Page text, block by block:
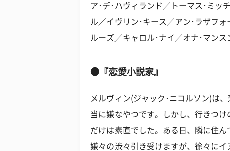
ア･デ･ハヴィランド／トーマス･ミッ
ル／イヴリン･キース／アン･ラザフ
ルーズ／キャロル･ナイ／オナ･マン
●『恋愛小説家』
メルヴィン(ジャック･ニコルソン)は
当に嫌なやつです。しかし、行きつ
だけは素直でした。ある日、隣に住ん
嫌々の渋々引き受けますが、徐々に